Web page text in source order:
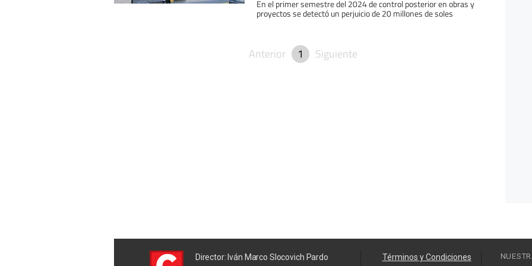
En el primer semestre del 2024 de control posterior en obras y
proyectos se detectó un perjuicio de 20 millones de soles
Anterior 1 Siguiente
Director: Iván Marco Slocovich Pardo Términos y Condiciones